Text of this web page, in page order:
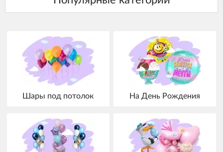
Шары под потолок На День Рождения